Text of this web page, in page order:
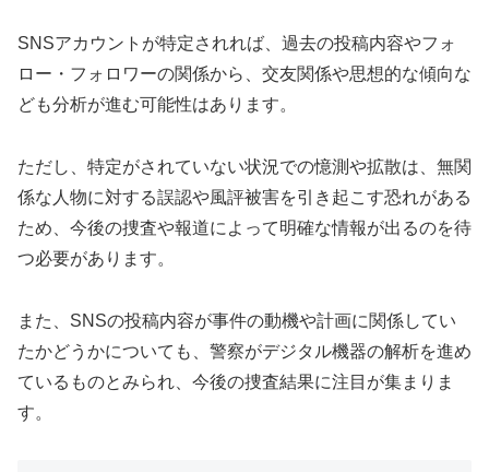
SNSアカウントが特定されれば、過去の投稿内容やフォ
ロー・フォロワーの関係から、交友関係や思想的な傾向な
ども分析が進む可能性はあります。
ただし、特定がされていない状況での憶測や拡散は、無関
係な人物に対する誤認や風評被害を引き起こす恐れがある
ため、今後の捜査や報道によって明確な情報が出るのを待
つ必要があります。
また、SNSの投稿内容が事件の動機や計画に関係してい
たかどうかについても、警察がデジタル機器の解析を進め
ているものとみられ、今後の捜査結果に注目が集まりま
す。